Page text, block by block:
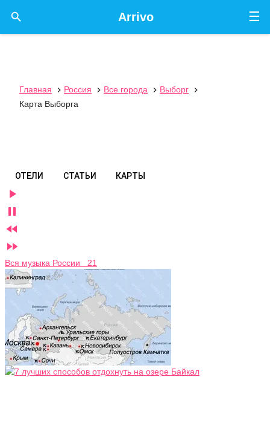
☰
Arrivo

Главная  Россия  Все города  Выборг

Карта Выборга
ОТЕЛИ СТАТЬИ КАРТЫ




Вся музыка России 21